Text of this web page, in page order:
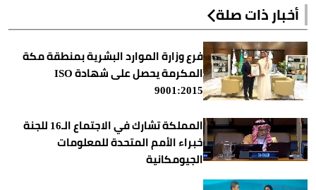
أخبار ذات صلة
فرع وزارة الموارد البشرية بمنطقة مكة
المكرمة يحصل على شهادة ISO
9001:2015
المملكة تشارك في الاجتماع الـ16 للجنة
خبراء الأمم المتحدة للمعلومات
الجيومكانية